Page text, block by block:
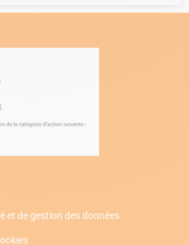
et de gestion des données